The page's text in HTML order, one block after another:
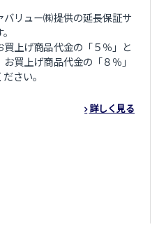
リュー㈱提供の延長保証サ
買上げ商品代金の「５％」と
買上げ商品代金の「８％」
さい。
詳しく見る